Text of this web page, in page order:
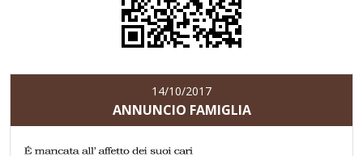
14/10/2017
ANNUNCIO FAMIGLIA